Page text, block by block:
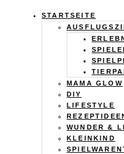
Calistas
Traum
STARTSEITE
MAMA GLOW
DIY
LIFESTYLE
WUNDER &
KLEINKIND